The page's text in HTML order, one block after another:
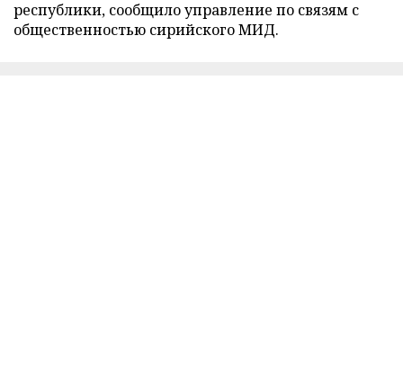
республики, сообщило управление по связям с
общественностью сирийского МИД.